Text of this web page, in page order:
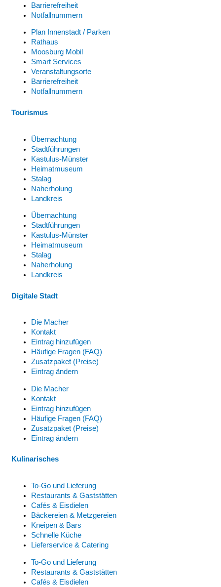
Barrierefreiheit
Notfallnummern
Plan Innenstadt / Parken
Rathaus
Moosburg Mobil
Smart Services
Veranstaltungsorte
Barrierefreiheit
Notfallnummern
Tourismus
Übernachtung
Stadtführungen
Kastulus-Münster
Heimatmuseum
Stalag
Naherholung
Landkreis
Übernachtung
Stadtführungen
Kastulus-Münster
Heimatmuseum
Stalag
Naherholung
Landkreis
Digitale Stadt
Die Macher
Kontakt
Eintrag hinzufügen
Häufige Fragen (FAQ)
Zusatzpaket (Preise)
Eintrag ändern
Die Macher
Kontakt
Eintrag hinzufügen
Häufige Fragen (FAQ)
Zusatzpaket (Preise)
Eintrag ändern
Kulinarisches
To-Go und Lieferung
Restaurants & Gaststätten
Cafés & Eisdielen
Bäckereien & Metzgereien
Kneipen & Bars
Schnelle Küche
Lieferservice & Catering
To-Go und Lieferung
Restaurants & Gaststätten
Cafés & Eisdielen